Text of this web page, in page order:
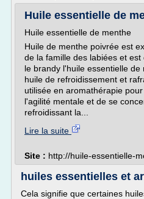
Huile essentielle de
Huile essentielle de menthe
Huile de menthe poivrée est
de la famille des labiées et
le brandy l'huile essentielle
huile de refroidissement et
utilisée en aromathérapie
l'agilité mentale et de se
refroidissant la...
Lire la suite
Site : http://huile-essentielle-
huiles essentielles et
Cela signifie que certaines